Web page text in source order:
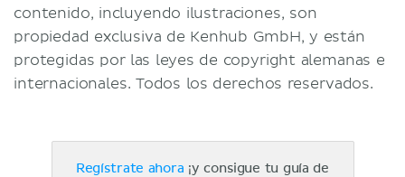
contenido, incluyendo ilustraciones, son
propiedad exclusiva de Kenhub GmbH, y están
protegidas por las leyes de copyright alemanas e
internacionales. Todos los derechos reservados.
Regístrate ahora ¡y consigue tu guía de